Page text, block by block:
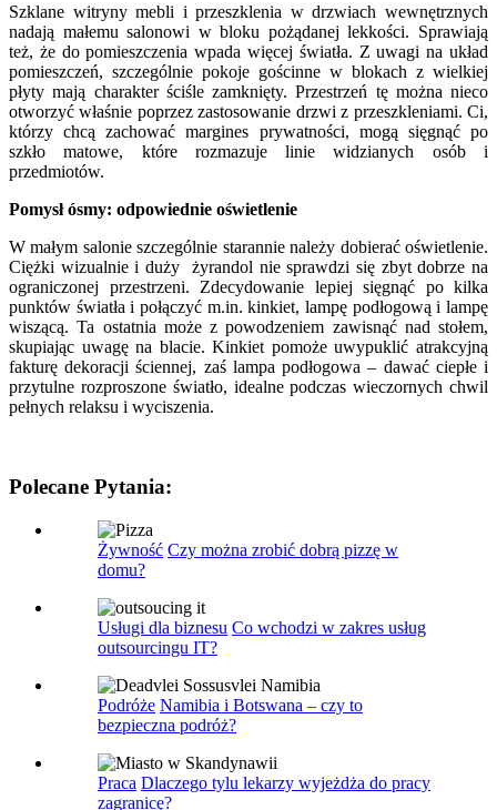
Szklane witryny mebli i przeszklenia w drzwiach wewnętrznych
nadają małemu salonowi w bloku pożądanej lekkości. Sprawiają
też, że do pomieszczenia wpada więcej światła. Z uwagi na układ
pomieszczeń, szczególnie pokoje gościnne w blokach z wielkiej
płyty mają charakter ściśle zamknięty. Przestrzeń tę można nieco
otworzyć właśnie poprzez zastosowanie drzwi z przeszkleniami. Ci,
którzy chcą zachować margines prywatności, mogą sięgnąć po
szkło matowe, które rozmazuje linie widzianych osób i
przedmiotów.
Pomysł ósmy: odpowiednie oświetlenie
W małym salonie szczególnie starannie należy dobierać oświetlenie.
Ciężki wizualnie i duży żyrandol nie sprawdzi się zbyt dobrze na
ograniczonej przestrzeni. Zdecydowanie lepiej sięgnąć po kilka
punktów światła i połączyć m.in. kinkiet, lampę podłogową i lampę
wiszącą. Ta ostatnia może z powodzeniem zawisnąć nad stołem,
skupiając uwagę na blacie. Kinkiet pomoże uwypuklić atrakcyjną
fakturę dekoracji ściennej, zaś lampa podłogowa – dawać ciepłe i
przytulne rozproszone światło, idealne podczas wieczornych chwil
pełnych relaksu i wyciszenia.
Polecane Pytania:
Żywność Czy można zrobić dobrą pizzę w
domu?
Usługi dla biznesu Co wchodzi w zakres usług
outsourcingu IT?
Podróże Namibia i Botswana – czy to
bezpieczna podróż?
Praca Dlaczego tylu lekarzy wyjeżdża do pracy
zagranicę?